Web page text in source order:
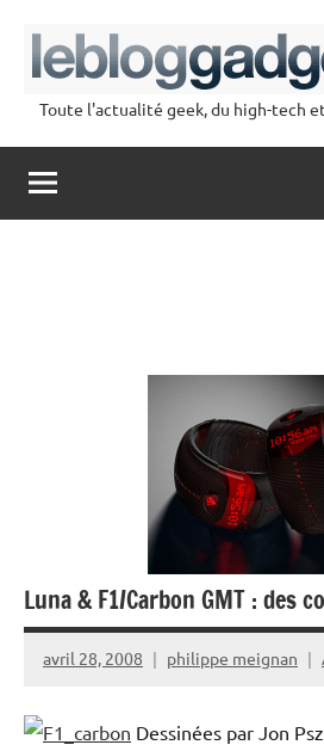
contenu
lebloggadget
Toute l'actualité geek, du high-tech
Luna & F1/Carbon GMT : des
avril 28, 2008 philippe meignan
Dessinées par Jon